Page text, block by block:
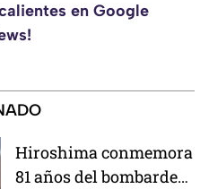
en Google
Hiroshima conmemora
81 años del bombardeo